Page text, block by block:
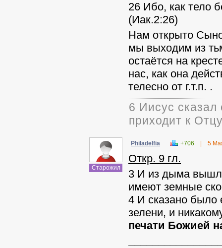
26 Ибо, как тело
(Иак.2:26)
Нам открыто
мы выходим из
остаётся на
нас, как она
телесно от г.т.п. .
6 Иисус
приходит к
Старожил
Philadelfia +706 5
Откр. 9 гл.
3 И из дыма
имеют земные
4 И сказано было
зелени, и
печати Божией